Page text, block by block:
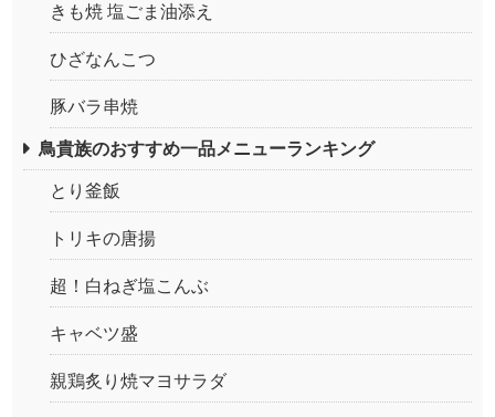
きも焼 塩ごま油添え
ひざなんこつ
豚バラ串焼
鳥貴族のおすすめ一品メニューランキング
とり釜飯
トリキの唐揚
超！白ねぎ塩こんぶ
キャベツ盛
親鶏炙り焼マヨサラダ